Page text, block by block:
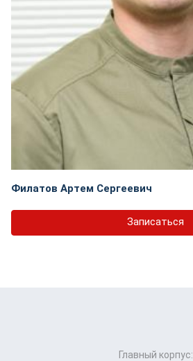
Филатов Артем Сергеевич
Записаться
Главный корпус: